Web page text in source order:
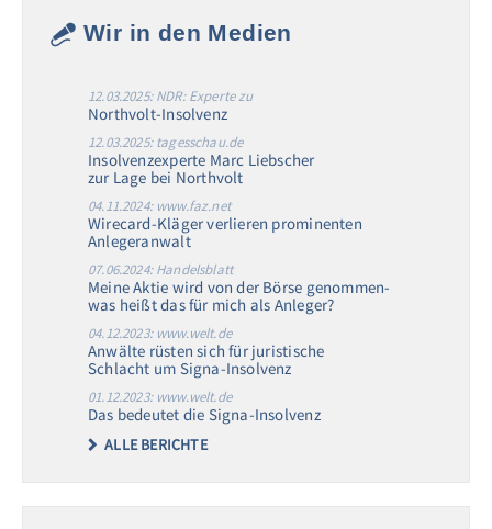
Wir in den Medien
12.03.2025: NDR: Experte zu
Northvolt-Insolvenz
12.03.2025: tagesschau.de
Insolvenzexperte Marc Liebscher
zur Lage bei Northvolt
04.11.2024: www.faz.net
Wirecard-Kläger verlieren prominenten
Anlegeranwalt
07.06.2024: Handelsblatt
Meine Aktie wird von der Börse genommen-
was heißt das für mich als Anleger?
04.12.2023: www.welt.de
Anwälte rüsten sich für juristische
Schlacht um Signa-Insolvenz
01.12.2023: www.welt.de
Das bedeutet die Signa-Insolvenz
ALLE BERICHTE